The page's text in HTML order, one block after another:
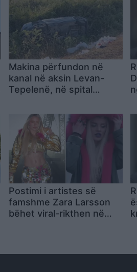
Makina përfundon në
kanal në aksin Levan-
Tepelenë, në spital
i mitur
Postimi i artistes së
famshme Zara Larsson
bëhet viral-rikthen në